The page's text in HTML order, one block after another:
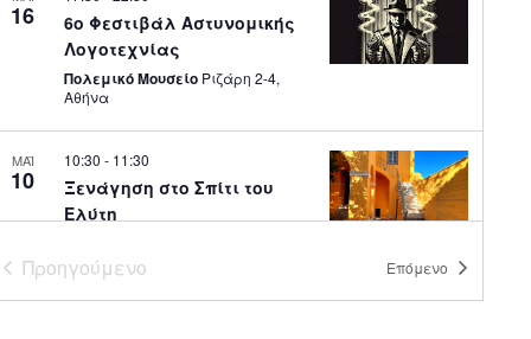
16
6ο Φεστιβάλ Αστυνομικής
Λογοτεχνίας
Πολεμικό Μουσείο Ριζάρη 2-4,
Αθήνα
ΜΑΪ
10
10:30- 11:30
Ξενάγηση στο Σπίτι του
Ελύτη
Προηγούμενο Επόμενο